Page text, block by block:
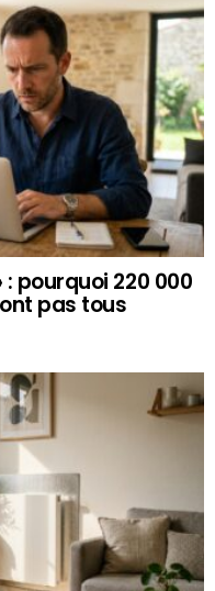
pourquoi 220 000
pas tous